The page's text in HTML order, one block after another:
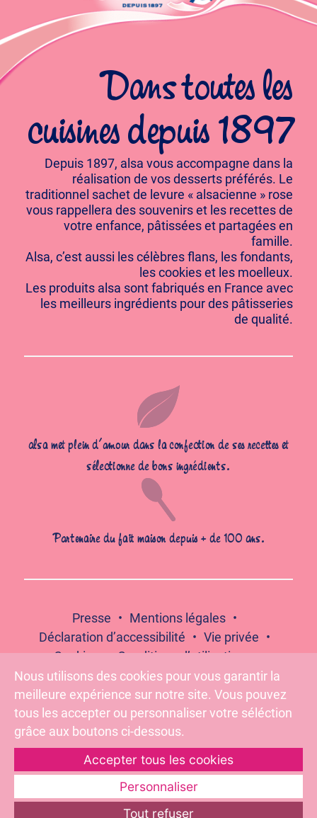
alsa met plein d’amour dans la confection de ses recettes et
sélectionne de bons ingrédients.
Partenaire du fait maison depuis + de 100 ans.
Dans toutes les
cuisines depuis 1897
Depuis 1897, alsa vous accompagne dans la
réalisation de vos desserts préférés. Le
traditionnel sachet de levure « alsacienne » rose
vous rappellera des souvenirs et les recettes de
votre enfance, pâtissées et partagées en
famille.
Alsa, c’est aussi les célèbres flans, les fondants,
les cookies et les moelleux.
Les produits alsa sont fabriqués en France avec
les meilleurs ingrédients pour des pâtisseries
de qualité.
Presse
Mentions légales
Déclaration d’accessibilité
Vie privée
Cookies
Conditions d’utilisation
Contact
Compliance
Pour votre santé, évitez de grignoter entre les repas –
Suivez-nous :
Nous utilisons des cookies pour vous garantir la
meilleure expérience sur notre site. Vous pouvez
tous les accepter ou personnaliser votre séléction
grâce aux boutons ci-dessous.
Accepter tous les cookies
Personnaliser
Tout refuser